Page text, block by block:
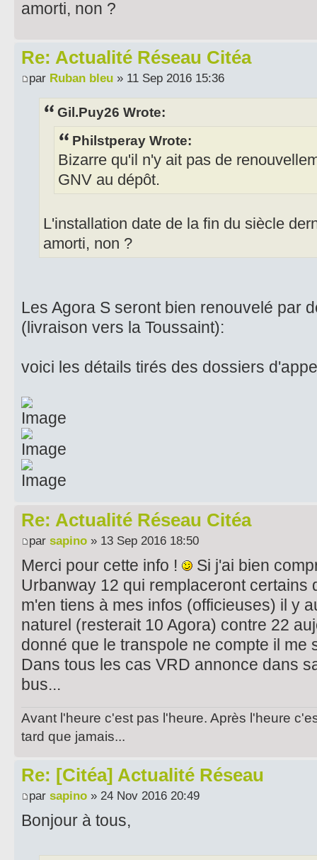
amorti, non ?
Re: Actualité Réseau Citéa
par Ruban bleu » 11 Sep 2016 15:36
Gil.Puy26 Wrote:
Philstperay Wrote:
Bizarre qu'il n'y ait pas de
GNV au dépôt.
L'installation date de la fin du siècle
amorti, non ?
Les Agora S seront bien renouvelé par
(livraison vers la Toussaint):
voici les détails tirés des dossiers
Re: Actualité Réseau Citéa
par sapino » 13 Sep 2016 18:50
Merci pour cette info !
Si j'ai bien
Urbanway 12 qui remplaceront certains
m'en tiens à mes infos (officieuses) il y
naturel (resterait 10 Agora) contre 22
donné que le transpole ne compte il me
Dans tous les cas VRD annonce dans
bus...
Avant l'heure c'est pas l'heure. Après l'heure
tard que jamais...
Re: [Citéa] Actualité Réseau
par sapino » 24 Nov 2016 20:49
Bonjour à tous,